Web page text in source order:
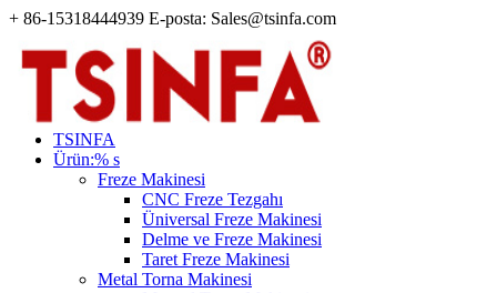
+ 86-15318444939 E-posta: Sales@tsinfa.com
TSINFA
Ürün:% s
Freze Makinesi
CNC Freze Tezgahı
Üniversal Freze Makinesi
Delme ve Freze Makinesi
Taret Freze Makinesi
Metal Torna Makinesi